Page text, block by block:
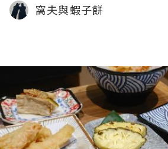
窩夫與蝦子餅